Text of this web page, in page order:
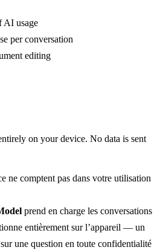
AI usage
per conversation
editing
on your device. No data is sent
ne comptent pas dans votre utilisation
prend en charge les conversations
entièrement sur l’appareil — un
une question en toute confidentialité